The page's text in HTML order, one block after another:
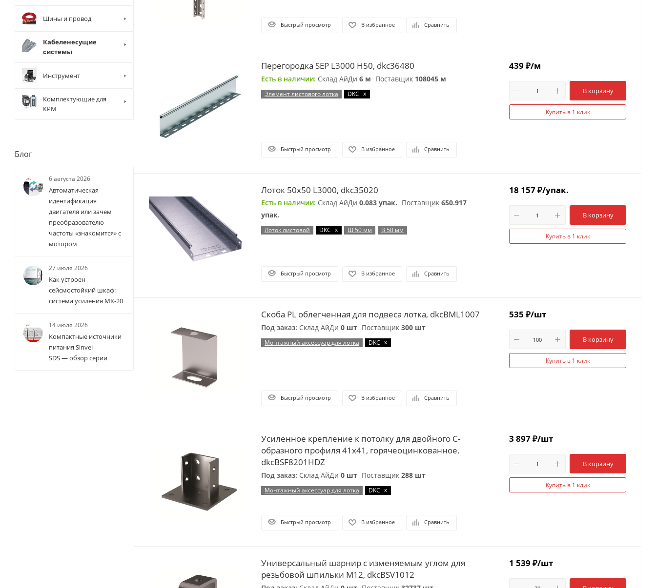
Быстрый просмотр В избранное Сравнить
Перегородка SEP L3000 Н50, dkc36480
Есть в наличии: Склад АйДи 6 м Поставщик 108045 м
Элемент листового лотка DKC x
Быстрый просмотр В избранное Сравнить
439 ₽/м
В корзину
Купить в 1 клик
Лоток 50х50 L3000, dkc35020
Есть в наличии: Склад АйДи 0.083 упак. Поставщик 650.917
упак.
Лоток листовой DKC x Ш 50 мм В 50 мм
Быстрый просмотр В избранное Сравнить
18 157₽/упак.
В корзину
Купить в 1 клик
Скоба PL облегченная для подвеса лотка, dkcBML1007
Под заказ: Склад АйДи 0 шт Поставщик 300 шт
Монтажный аксессуар для лотка DKC x
Быстрый просмотр В избранное Сравнить
535 ₽/шт
В корзину
Купить в 1 клик
Усиленное крепление к потолку для двойного С-
образного профиля 41х41, горячеоцинкованное,
dkcBSF8201HDZ
Под заказ: Склад АйДи 0 шт Поставщик 288 шт
Монтажный аксессуар для лотка DKC x
Быстрый просмотр В избранное Сравнить
3 897₽/шт
В корзину
Купить в 1 клик
Универсальный шарнир с изменяемым углом для
резьбовой шпильки М12, dkcBSV1012
1 539 ₽/шт
Шины и провод
Кабеленесущие
системы
Инструмент
Комплектующие для
КРМ
Блог
6 августа 2026
Автоматическая
идентификация
двигателя или зачем
преобразователю
частоты «знакомится» с
мотором
27 июля 2026
Как устроен
сейсмостойкий шкаф:
система усиления МК-20
14 июля 2026
Компактные источники
питания Sinvel
SDS — обзор серии